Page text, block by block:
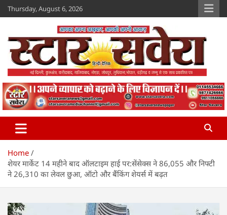
Skip
to
Thursday, August 6, 2026
Star Savera
www.starsavera.com
Home
शेयर मार्केट 14 महीने बाद ऑलटाइम हाई पर:सेंसेक्स ने 86,055 और निफ्टी
ने 26,310 का लेवल छुआ, ऑटो और बैंकिंग शेयर्स में बढ़त